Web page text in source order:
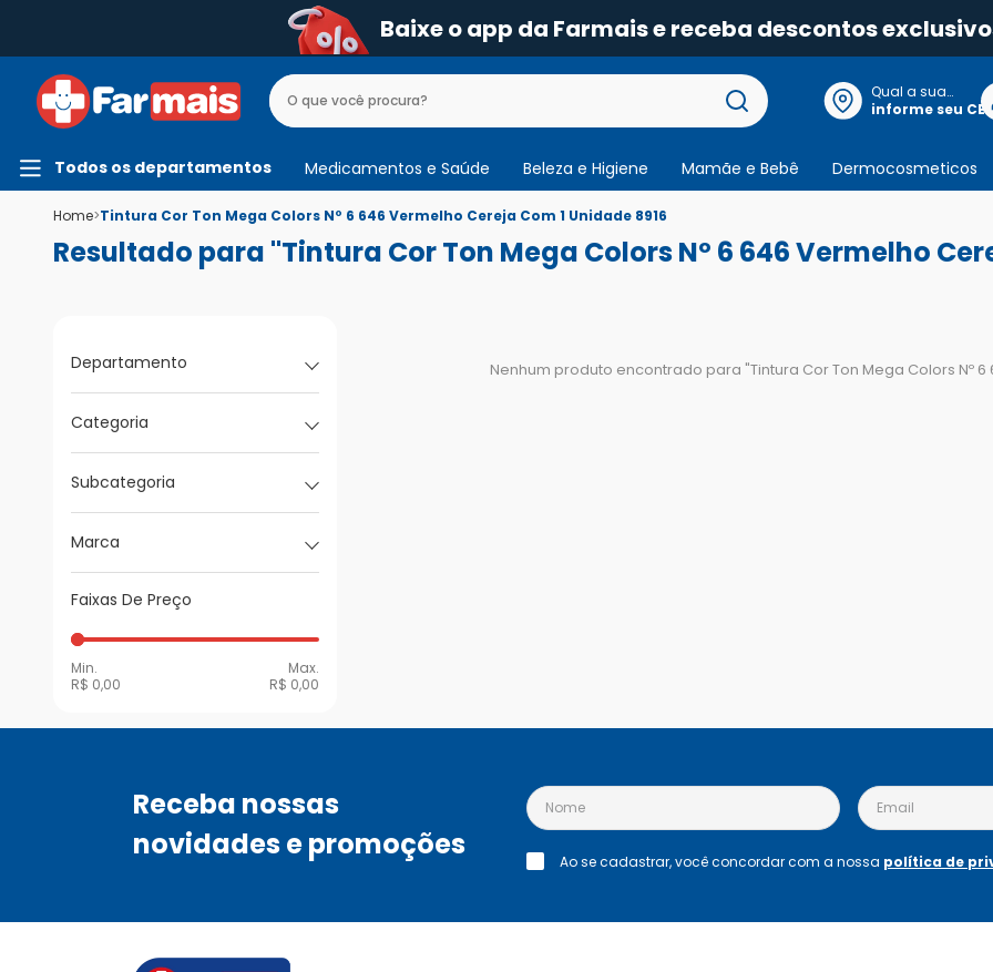
Baixe o app da Farmais e receba descontos
Qual a sua
localização?
informe seu CEP
Todos os departamentos Medicamentos e Saúde Beleza e Higiene Mamãe e Bebê Dermocosmeticos
Home>Tintura Cor Ton Mega Colors Nº 6 646 Vermelho Cereja Com 1 Unidade 8916
Resultado para "Tintura Cor Ton Mega Colors Nº 6 646 Vermelho
Departamento
Categoria
Subcategoria
Marca
Faixas De Preço
Min.
R$ 0,00
Max.
R$ 0,00
Nenhum produto encontrado para "Tintura Cor Ton Mega Colors Nº
Receba nossas
novidades e promoções
Ao se cadastrar, você concordar com a nossa política de